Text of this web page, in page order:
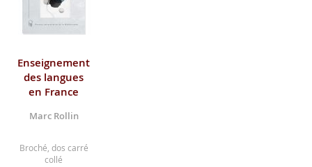
Enseignement
des langues
en France
Marc Rollin
Broché, dos carré
collé